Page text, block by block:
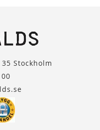
Stockholm